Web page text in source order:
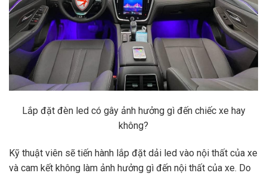
Lắp đặt đèn led có gây ảnh hưởng gì đến chiếc xe hay
không?
Kỹ thuật viên sẽ tiến hành lắp đặt dải led vào nội thất của xe
và cam kết không làm ảnh hưởng gì đến nội thất của xe. Do